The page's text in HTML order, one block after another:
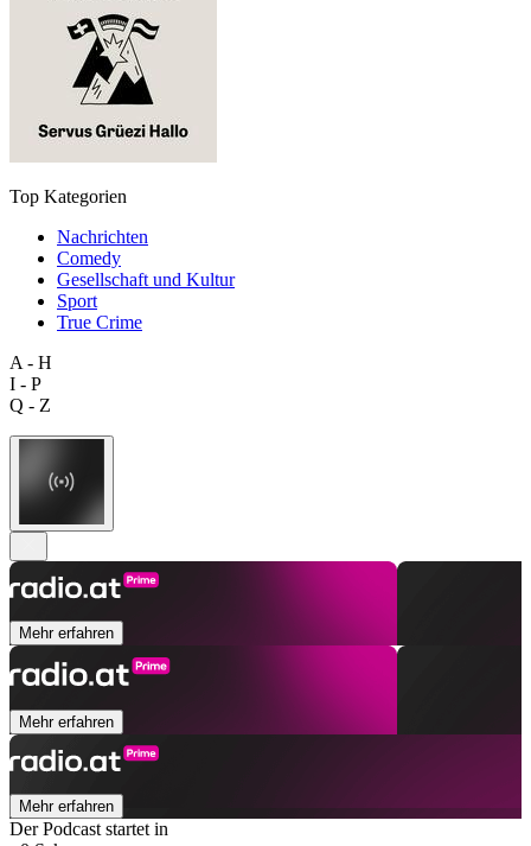
Top Kategorien
Nachrichten
Comedy
Gesellschaft und Kultur
Sport
True Crime
A - H
I - P
Q - Z
Mehr erfahren
Mehr erfahren
Mehr erfahren
Der Podcast startet in